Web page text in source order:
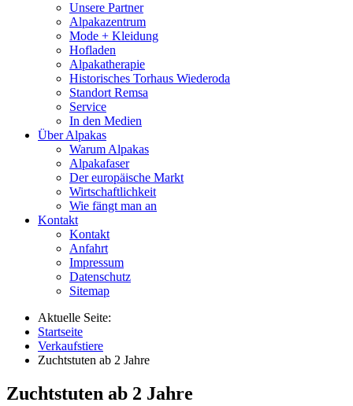
Unsere Partner
Alpakazentrum
Mode + Kleidung
Hofladen
Alpakatherapie
Historisches Torhaus Wiederoda
Standort Remsa
Service
In den Medien
Über Alpakas
Warum Alpakas
Alpakafaser
Der europäische Markt
Wirtschaftlichkeit
Wie fängt man an
Kontakt
Kontakt
Anfahrt
Impressum
Datenschutz
Sitemap
Aktuelle Seite:
Startseite
Verkaufstiere
Zuchtstuten ab 2 Jahre
Zuchtstuten ab 2 Jahre